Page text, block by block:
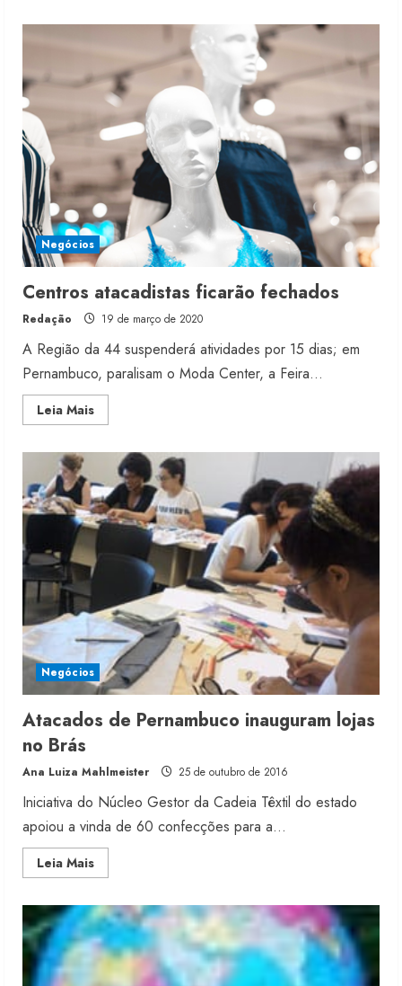
Agreste
Tex
Negócios
Centros atacadistas ficarão fechados
Redação 19 de março de 2020
A Região da 44 suspenderá atividades por 15 dias; em
Pernambuco, paralisam o Moda Center, a Feira...
Leia MaisRead
more
atacadistas
ficarão
fechados
Negócios
Atacados de Pernambuco inauguram lojas
no Brás
Ana Luiza Mahlmeister 25 de outubro de 2016
Iniciativa do Núcleo Gestor da Cadeia Têxtil do estado
apoiou a vinda de 60 confecções para a...
Leia MaisRead
more
de
Pernambuco
inauguram
lojas
no
Brás